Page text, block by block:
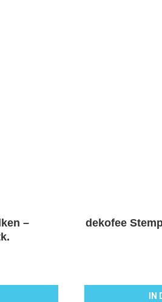
–
dekofee
IN